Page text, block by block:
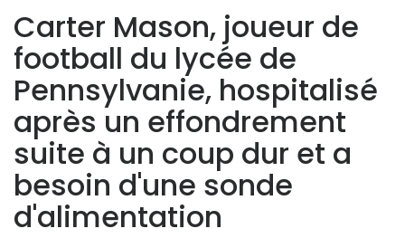
Carter Mason, joueur de
football du lycée de
Pennsylvanie, hospitalisé
après un effondrement
suite à un coup dur et a
besoin d'une sonde
d'alimentation